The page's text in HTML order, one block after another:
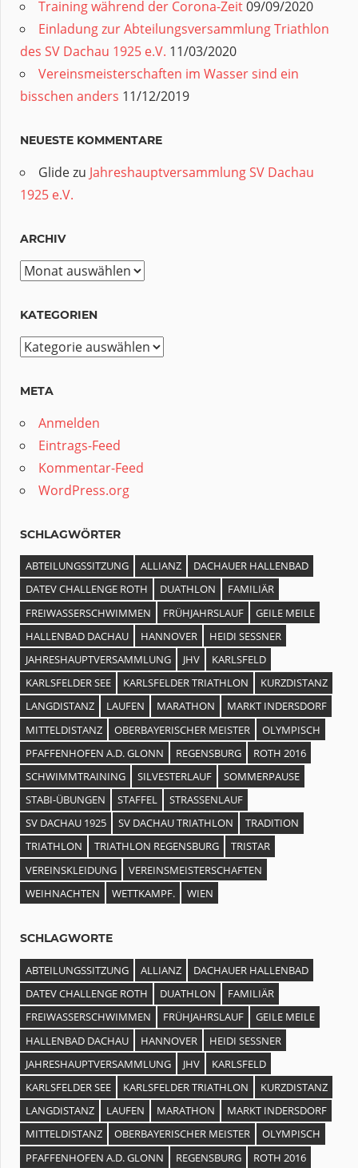
Training während der Corona-Zeit09/09/2020
Einladung zur Abteilungsversammlung Triathlon
des SV Dachau 1925 e.V. 11/03/2020
Vereinsmeisterschaften im Wasser sind ein
bisschen anders 11/12/2019
NEUESTE KOMMENTARE
Glidezu Jahreshauptversammlung SV Dachau
1925 e.V.
ARCHIV
Archiv
KATEGORIEN
Kategorien
META
Anmelden
Eintrags-Feed
Kommentar-Feed
WordPress.org
SCHLAGWÖRTER
ABTEILUNGSSITZUNG ALLIANZ
DACHAUER HALLENBAD
DATEV CHALLENGE ROTH
DUATHLON
FAMILIÄR
FREIWASSERSCHWIMMEN
FRÜHJAHRSLAUF
GEILE MEILE
HALLENBAD DACHAU
HANNOVER
HEIDI SESSNER
JAHRESHAUPTVERSAMMLUNG
JHV
KARLSFELD
KARLSFELDER SEE
KARLSFELDER TRIATHLON
KURZDISTANZ
LANGDISTANZ
LAUFEN MARATHON
MARKT INDERSDORF
MITTELDISTANZ
OBERBAYERISCHER MEISTER
OLYMPISCH
PFAFFENHOFEN A.D. GLONN
REGENSBURG
ROTH 2016
SCHWIMMTRAINING
SILVESTERLAUF
SOMMERPAUSE
STABI-ÜBUNGEN
STAFFEL
STRASSENLAUF
SV DACHAU 1925
SV DACHAU TRIATHLON
TRADITION
TRIATHLON
TRIATHLON REGENSBURG
TRISTAR
VEREINSKLEIDUNG
VEREINSMEISTERSCHAFTEN
WEIHNACHTEN
WETTKAMPF. WIEN
SCHLAGWORTE
ABTEILUNGSSITZUNG ALLIANZ
DACHAUER HALLENBAD
DATEV CHALLENGE ROTH
DUATHLON
FAMILIÄR
FREIWASSERSCHWIMMEN
FRÜHJAHRSLAUF
GEILE MEILE
HALLENBAD DACHAU
HANNOVER
HEIDI SESSNER
JAHRESHAUPTVERSAMMLUNG
JHV
KARLSFELD
KARLSFELDER SEE
KARLSFELDER TRIATHLON
KURZDISTANZ
LANGDISTANZ
LAUFEN MARATHON
MARKT INDERSDORF
MITTELDISTANZ
OBERBAYERISCHER MEISTER
OLYMPISCH
PFAFFENHOFEN A.D. GLONN
REGENSBURG
ROTH 2016